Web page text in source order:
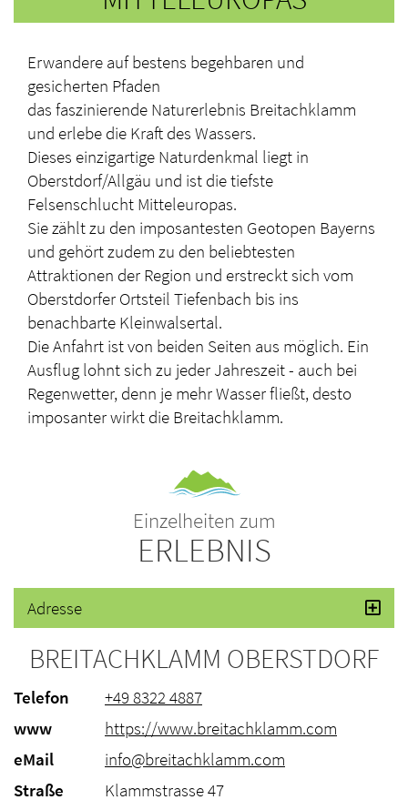
Erwandere auf bestens begehbaren und
gesicherten Pfaden
das faszinierende Naturerlebnis Breitachklamm
und erlebe die Kraft des Wassers.
Dieses einzigartige Naturdenkmal liegt in
Oberstdorf/Allgäu und ist die tiefste
Felsenschlucht Mitteleuropas.
Sie zählt zu den imposantesten Geotopen Bayerns
und gehört zudem zu den beliebtesten
Attraktionen der Region und erstreckt sich vom
Oberstdorfer Ortsteil Tiefenbach bis ins
benachbarte Kleinwalsertal.
Die Anfahrt ist von beiden Seiten aus möglich. Ein
Ausflug lohnt sich zu jeder Jahreszeit - auch bei
Regenwetter, denn je mehr Wasser fließt, desto
imposanter wirkt die Breitachklamm.
Einzelheiten zum
ERLEBNIS
Adresse
BREITACHKLAMM OBERSTDORF
Telefon
+49 8322 4887
www
https://www.breitachklamm.com
eMail
info@breitachklamm.com
Straße
Klammstrasse 47